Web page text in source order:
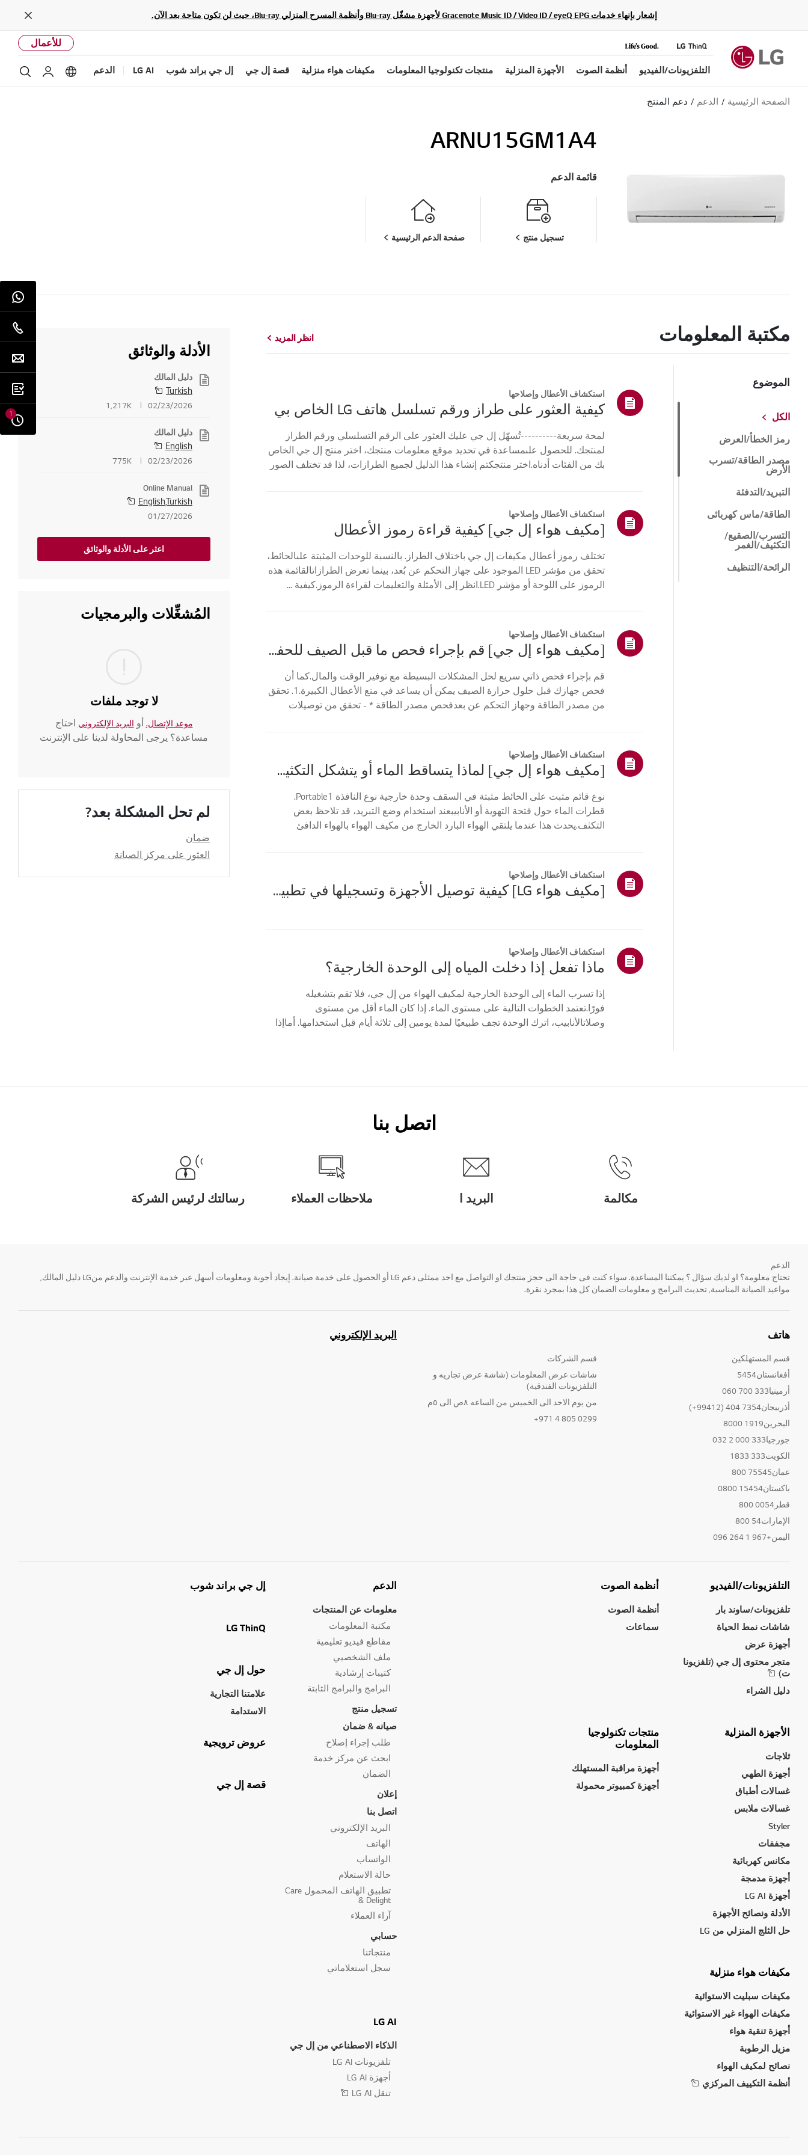
إشعار بإنهاء خدمات Gracenote Music ID / Video ID / eyeQ EPG لأجهزة مشغّل Blu-ray وأنظمة المسرح المنزلي Blu-ray، حيث لن تكون متاحة بعد الآن.
Close
للأعمال
التلفزيونات/الفيديو أنظمة الصوت الأجهزة المنزلية منتجات تكنولوجيا المعلومات مكيفات هواء منزلية قصة إل جي إل جي براند شوب LG AI الدعم optionsحساب
الصفحة الرئيسية الدعم دعم المنتج
ARNU15GM1A4
قائمة الدعم
تسجيل منتج صفحة الدعم الرئيسية
مكتبة المعلومات انظر المزيد
الموضوع
الكل
رمز الخطأ/العرض
مصدر الطاقة/تسرب
الأرض
التبريد/التدفئة
الطاقة/ماس كهربائى
التسرب/الصقيع/
التكثيف/الغمر
الرائحة/التنظيف
استكشاف الأعطال وإصلاحها
كيفية العثور على طراز ورقم تسلسل هاتف LG الخاص بي
لمحة سريعة----------تُسهّل إل جي عليك العثور على الرقم التسلسلي ورقم الطراز
لمنتجك. للحصول علىمساعدة في تحديد موقع معلومات منتجك، اختر منتج إل جي الخاص
بك من الفئات أدناه.اختر منتجكتم إنشاء هذا الدليل لجميع الطرازات، لذا قد تختلف الصور
استكشاف الأعطال وإصلاحها
[مكيف هواء إل جي] كيفية قراءة رموز الأعطال
تختلف رموز أعطال مكيفات إل جي باختلاف الطراز. بالنسبة للوحدات المثبتة علىالحائط،
تحقق من مؤشر LED الموجود على جهاز التحكم عن بُعد، بينما تعرض الطرازاتالقائمة هذه
الرموز على اللوحة أو مؤشر LED.انظر إلى الأمثلة والتعليمات لقراءة الرموز.كيفية ...
استكشاف الأعطال وإصلاحها
[مكيف هواء إل جي] قم بإجراء فحص ما قبل الصيف للحفاظ على البرودة
قم بإجراء فحص ذاتي سريع لحل المشكلات البسيطة مع توفير الوقت والمال.كما أن
فحص جهازك قبل حلول حرارة الصيف يمكن أن يساعد في منع الأعطال الكبيرة.1. تحقق
من مصدر الطاقة وجهاز التحكم عن بعدفحص مصدر الطاقة * - تحقق من توصيلات
استكشاف الأعطال وإصلاحها
[مكيف هواء إل جي] لماذا يتساقط الماء أو يتشكل التكثيف على مكيف الهواء؟
نوع قائم مثبت على الحائط مثبتة في السقف وحدة خارجية نوع النافذة Portable1.
قطرات الماء حول فتحة التهوية أو الأنابيبعند استخدام وضع التبريد، قد تلاحظ بعض
التكثف.يحدث هذا عندما يلتقي الهواء البارد الخارج من مكيف الهواء بالهواء الدافئ
استكشاف الأعطال وإصلاحها
[مكيف هواء LG] كيفية توصيل الأجهزة وتسجيلها في تطبيق LG ThinQ
استكشاف الأعطال وإصلاحها
ماذا تفعل إذا دخلت المياه إلى الوحدة الخارجية؟
إذا تسرب الماء إلى الوحدة الخارجية لمكيف الهواء من إل جي، فلا تقم بتشغيله
فورًا.تعتمد الخطوات التالية على مستوى الماء. إذا كان الماء أقل من مستوى
وصلاتالأنابيب، اترك الوحدة تجف طبيعيًا لمدة يومين إلى ثلاثة أيام قبل استخدامها. أماإذا
انظر المزيد
الأدلة والوثائق
دليل المالك
Turkish
02/23/2026
1,217K
دليل المالك
English
02/23/2026
775K
Online Manual
English,Turkish
01/27/2026
اعثر على الأدلة والوثائق
المُشغِّلات والبرمجيات
لا توجد ملفات
موعد الإتصال. أو البريد الإلكتروني احتاج
مساعدة؟ يرجى المحاولة لدينا على الإنترنت
لم تحل المشكلة بعد?
ضمان
العثور على مركز الصيانة
اتصل بنا
مكالمة البريد ا ملاحظات العملاء رسالتك لرئيس الشركة
1
الدعم
تحتاج معلومة؟ او لديك سؤال ؟ يمكننا المساعدة. سواء كنت فى حاجة الى حجز منتجك او التواصل مع احد ممثلى دعم LG أو الحصول على خدمة صيانة. إيجاد أجوبة ومعلومات أسهل عبر خدمة الإنترنت والدعم منLG دليل المالك,
مواعيد الصيانة المناسبة, تحديث البرامج و معلومات الضمان كل هذا بمجرد نقرة.
هاتف
قسم المستهلكين
أفغانستان5454
أرمينيا333 700 060
أذربيجان7354 404 (99412+)
البحرين1919 8000
جورجيا333 000 2 032
الكويت333 1833
عمان75545 800
باكستان15454 0800
قطر0054 800
الإمارات54 800
اليمن+967 1 264 096
قسم الشركات
شاشات عرض المعلومات (شاشة عرض تجاريه و
التلفزيونات الفندقية)
من يوم الاحد الى الخميس من الساعه ٨ص الى ٥م
0299 805 4 971+
البريد الإلكتروني
التلفزيونات/الفيديو
تلفزيونات/ساوند بار
شاشات نمط الحياة
أجهزة عرض
متجر محتوى إل جي (تلفزيونا
ت)
دليل الشراء
أنظمة الصوت
أنظمة الصوت
سماعات
الأجهزة المنزلية
ثلاجات
أجهزة الطهي
غسالات أطباق
غسالات ملابس
Styler
مجففات
مكانس كهربائية
أجهزة مدمجة
أجهزة LG AI
الأدلة ونصائح الأجهزة
حل الثلج المنزلي من LG
منتجات تكنولوجيا
المعلومات
أجهزة مراقبة المستهلك
أجهزة كمبيوتر محمولة
مكيفات هواء منزلية
مكيفات سبليت الاستوائية
مكيفات الهواء غير الاستوائية
أجهزة تنقية هواء
مزيل الرطوبة
نصائح لمكيف الهواء
أنظمة التكييف المركزي
الدعم
معلومات عن المنتجات
مكتبة المعلومات
مقاطع فيديو تعليمية
ملف الشخصيي
كتيبات إرشادية
البرامج والبرامج الثابتة
تسجيل منتج
صيانه & ضمان
طلب إجراء إصلاح
ابحث عن مركز خدمة
الضمان
إعلان
اتصل بنا
البريد الإلكتروني
الهاتف
الواتساب
حالة الاستعلام
تطبيق الهاتف المحمول Care
& Delight
آراء العملاء
حسابي
منتجاتنا
سجل استعلاماتي
LG AI
الذكاء الاصطناعي من إل جي
تلفزيونات LG AI
أجهزة LG AI
تنقل LG AI
إل جي براند شوب
LG ThinQ
حول إل جي
علامتنا التجارية
الاستدامة
عروض ترويجية
قصة إل جي